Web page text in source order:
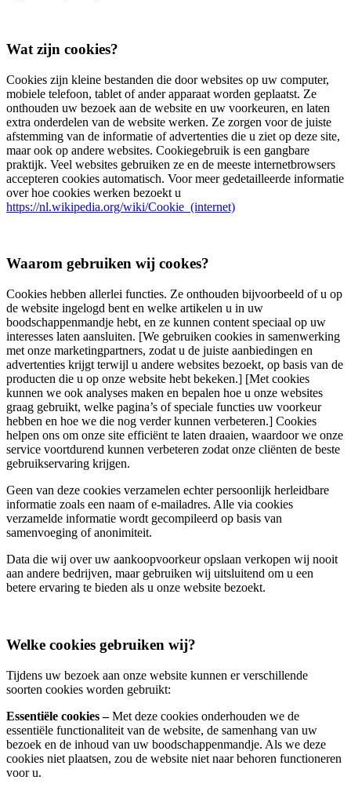
Wat zijn cookies?
Cookies zijn kleine bestanden die door websites op uw computer,
mobiele telefoon, tablet of ander apparaat worden geplaatst. Ze
onthouden uw bezoek aan de website en uw voorkeuren, en laten
extra onderdelen van de website werken. Ze zorgen voor de juiste
afstemming van de informatie of advertenties die u ziet op deze site,
maar ook op andere websites. Cookiegebruik is een gangbare
praktijk. Veel websites gebruiken ze en de meeste internetbrowsers
accepteren cookies automatisch. Voor meer gedetailleerde informatie
over hoe cookies werken bezoekt u
https://nl.wikipedia.org/wiki/Cookie_(internet)
Waarom gebruiken wij cookes?
Cookies hebben allerlei functies. Ze onthouden bijvoorbeeld of u op
de website ingelogd bent en welke artikelen u in uw
boodschappenmandje hebt, en ze kunnen content speciaal op uw
interesses laten aansluiten. [We gebruiken cookies in samenwerking
met onze marketingpartners, zodat u de juiste aanbiedingen en
advertenties krijgt terwijl u andere websites bezoekt, op basis van de
producten die u op onze website hebt bekeken.] [Met cookies
kunnen we ook analyses maken en bepalen hoe u onze websites
graag gebruikt, welke pagina’s of speciale functies uw voorkeur
hebben en hoe we die nog verder kunnen verbeteren.] Cookies
helpen ons om onze site efficiënt te laten draaien, waardoor we onze
service voortdurend kunnen verbeteren zodat onze cliënten de beste
gebruikservaring krijgen.
Geen van deze cookies verzamelen echter persoonlijk herleidbare
informatie zoals een naam of e-mailadres. Alle via cookies
verzamelde informatie wordt gecompileerd op basis van
samenvoeging of anonimiteit.
Data die wij over uw aankoopvoorkeur opslaan verkopen wij nooit
aan andere bedrijven, maar gebruiken wij uitsluitend om u een
betere ervaring te bieden als u onze website bezoekt.
Welke cookies gebruiken wij?
Tijdens uw bezoek aan onze website kunnen er verschillende
soorten cookies worden gebruikt:
Essentiële cookies –Met deze cookies onderhouden we de
essentiële functionaliteit van de website, de samenhang van uw
bezoek en de inhoud van uw boodschappenmandje. Als we deze
cookies niet plaatsen, zou de website niet naar behoren functioneren
voor u.